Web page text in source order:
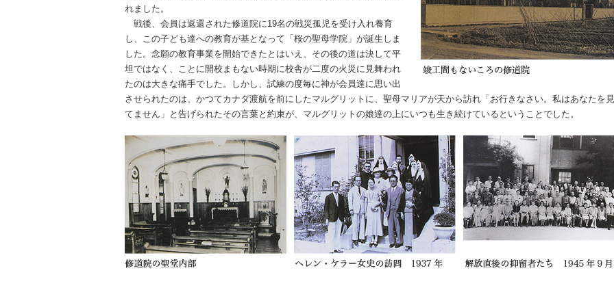
れました。
戦後、会員は返還された修道院に19名の戦災孤児を受け入れ養育
し、この子ども達への教育が基となって「桜の聖母学院」が誕生しま
した。念願の教育事業を開始できたとはいえ、その後の道は決して平
坦ではなく、ことに開校まもない時期に校舎が二度の火災に見舞われ
たのは大きな痛手でした。しかし、試練の度毎に神が会員達に思い出
させられたのは、かつてカナダ渡航を前にしたマルグリットに、聖母マリアが天から訪れ「お行きなさい。私はあなたを
てません」と告げられたその言葉と約束が、マルグリットの娘達の上にいつも生き続けているということでした。